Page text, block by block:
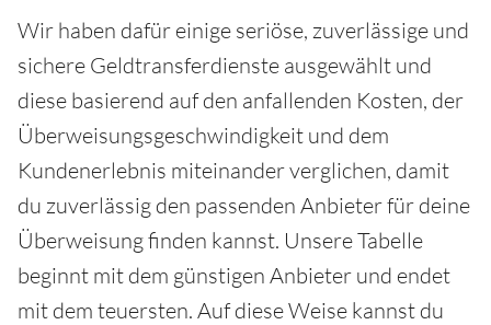
Wir haben dafür einige seriöse, zuverlässige und
sichere Geldtransferdienste ausgewählt und
diese basierend auf den anfallenden Kosten, der
Überweisungsgeschwindigkeit und dem
Kundenerlebnis miteinander verglichen, damit
du zuverlässig den passenden Anbieter für deine
Überweisung finden kannst. Unsere Tabelle
beginnt mit dem günstigen Anbieter und endet
mit dem teuersten. Auf diese Weise kannst du